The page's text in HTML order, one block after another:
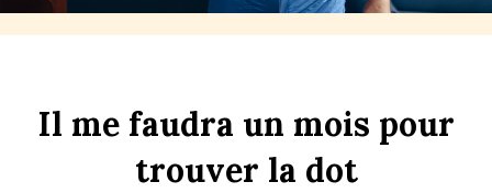
Il me faudra un mois pour
trouver la dot